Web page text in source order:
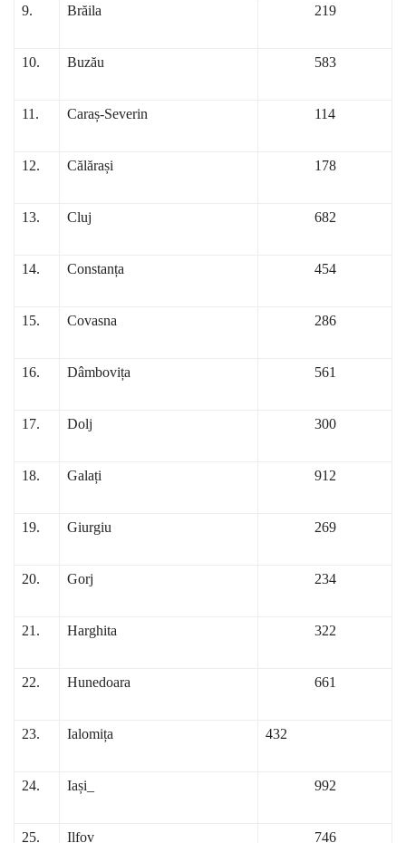
9. Brăila 219
10. Buzău 583
11. Caraș-Severin 114
12. Călărași 178
13. Cluj 682
14. Constanța 454
15. Covasna 286
16. Dâmbovița 561
17. Dolj 300
18. Galați 912
19. Giurgiu 269
20. Gorj 234
21. Harghita 322
22. Hunedoara 661
23. Ialomița 432
24. Iași​_ 992
25. Ilfov 746